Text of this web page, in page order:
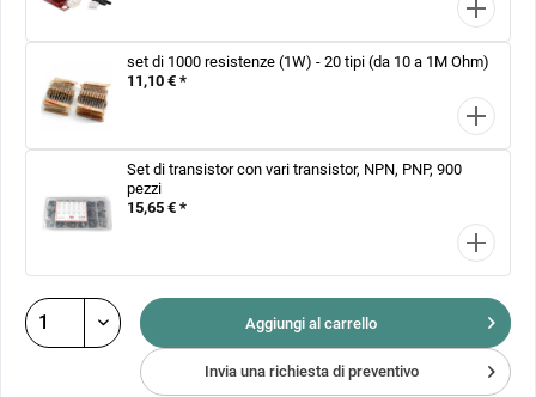
set di 1000 resistenze (1W) - 20 tipi (da 10 a 1M Ohm)
11,10 € *
Set di transistor con vari transistor, NPN, PNP, 900
pezzi
15,65 € *
Aggiungi al carrello
Invia una richiesta di preventivo